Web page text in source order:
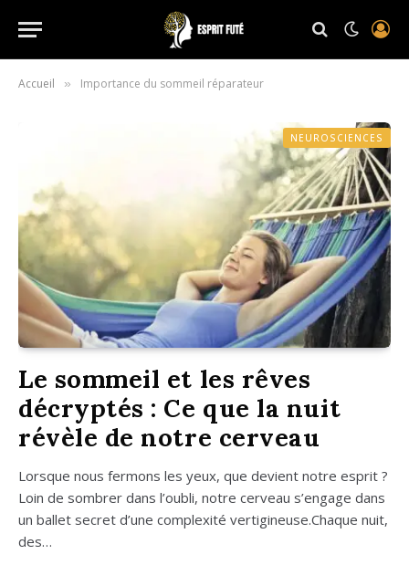
Accueil » Importance du sommeil réparateur
NEUROSCIENCES
Le sommeil et les rêves
décryptés : Ce que la nuit
révèle de notre cerveau
Lorsque nous fer­mons les yeux, que devient notre esprit ?
Loin de som­brer dans l’ou­bli, notre cer­veau s’en­gage dans
un bal­let secret d’une com­plexi­té vertigineuse.Chaque nuit,
des…